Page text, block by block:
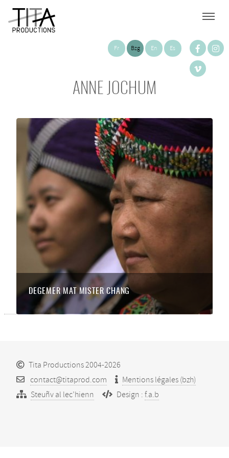
Fr Bzg En Es
ANNE JOCHUM
DEGEMER MAT MISTER CHANG
Tita Productions 2004-2026
contact@titaprod.com
Mentions légales (bzh)
Steuñv al lec’hienn
Design : f.a.b